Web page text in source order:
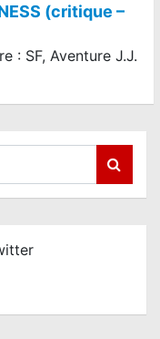
(critique –
: SF, Aventure J.J.